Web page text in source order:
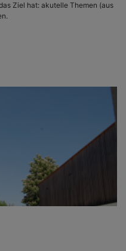
Ziel hat: akutelle Themen (aus